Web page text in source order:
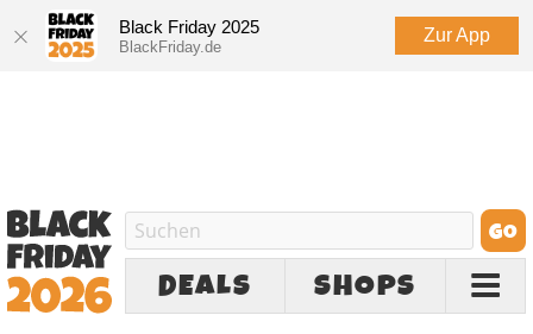
Black Friday 2025
BlackFriday.de
Zur App
DEALS SHOPS